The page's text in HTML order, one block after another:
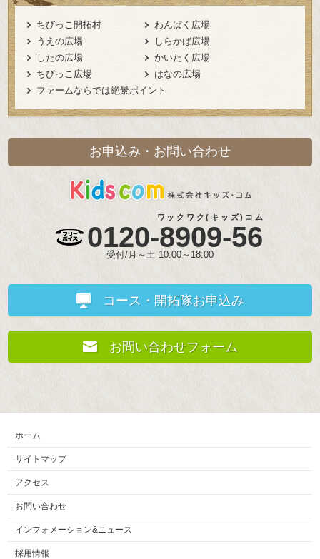
ちびっこ開拓村
わんぱく広場
うえの広場
しらかば広場
したの広場
かいたく広場
ちびっこ広場
はなの広場
ファームならでは絶景ポイント
お申込み・お問い合わせ
0120-8909-56
ワックワク(キッズ)コム
受付/月～土 10:00～18:00
コース・開拓隊お申込み
お問い合わせフォーム
ホーム
サイトマップ
アクセス
お問い合わせ
インフォメーション&ニュース
採用情報